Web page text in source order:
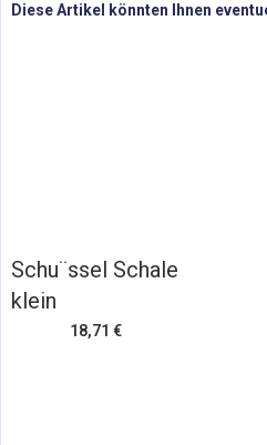
Diese Artikel könnten Ihnen
Schu¨ssel Schale
klein
18,71 €